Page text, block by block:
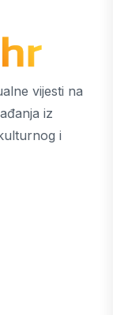
vijesti na
iz
i